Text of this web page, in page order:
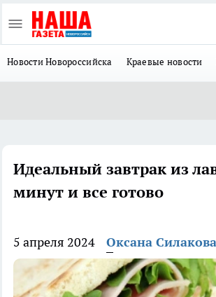
Новости Новороссийска Краевые новости
Идеальный завтрак из
минут и все готово
5 апреля 2024 Оксана Силакова